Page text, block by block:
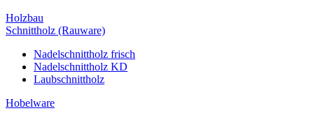
Holzbau
Schnittholz (Rauware)
Nadelschnittholz frisch
Nadelschnittholz KD
Laubschnittholz
Hobelware